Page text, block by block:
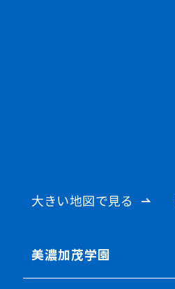
大きい地図で見る
美濃加茂学園